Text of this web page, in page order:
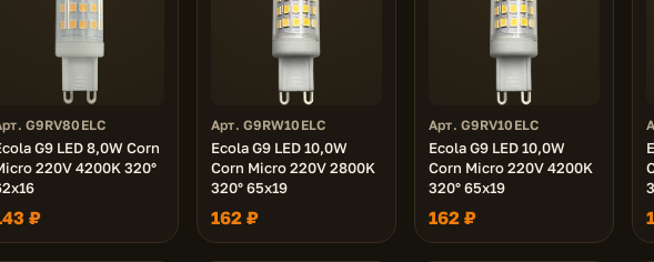
G9RV80ELC
G9 LED 8,0W Corn
220V 4200K 320°
₽
Арт. G9RW10ELC
Ecola G9 LED 10,0W
Corn Micro 220V 2800K
320° 65x19
162 ₽
Арт. G9RV10ELC
Ecola G9 LED 10,0W
Corn Micro 220V 4200K
320° 65x19
162 ₽